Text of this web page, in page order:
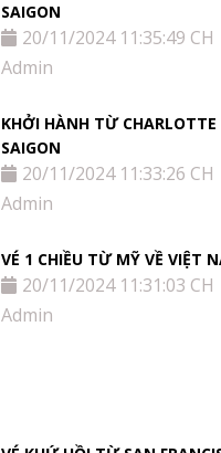
SAIGON
20/11/2024 11:35:49 CH
Admin
KHỞI HÀNH TỪ CHARLOTTE
SAIGON
20/11/2024 11:33:26 CH
Admin
VÉ 1 CHIỀU TỪ MỸ VỀ VIỆT
20/11/2024 11:31:03 CH
Admin